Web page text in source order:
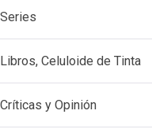
Series
Libros, Celuloide de Tinta
Críticas y Opinión